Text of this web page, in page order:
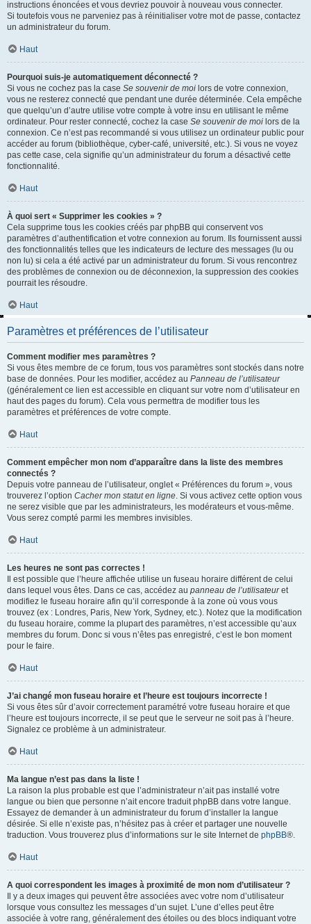
instructions énoncées et vous devriez pouvoir à nouveau vous connecter.
Si toutefois vous ne parveniez pas à réinitialiser votre mot de passe, contactez
un administrateur du forum.
Haut
Pourquoi suis-je automatiquement déconnecté ?
Si vous ne cochez pas la case Se souvenir de moi lors de votre connexion,
vous ne resterez connecté que pendant une durée déterminée. Cela empêche
que quelqu’un d’autre utilise votre compte à votre insu en utilisant le même
ordinateur. Pour rester connecté, cochez la case Se souvenir de moi lors de la
connexion. Ce n’est pas recommandé si vous utilisez un ordinateur public pour
accéder au forum (bibliothèque, cyber-café, université, etc.). Si vous ne voyez
pas cette case, cela signifie qu’un administrateur du forum a désactivé cette
fonctionnalité.
Haut
À quoi sert « Supprimer les cookies » ?
Cela supprime tous les cookies créés par phpBB qui conservent vos
paramètres d’authentification et votre connexion au forum. Ils fournissent aussi
des fonctionnalités telles que les indicateurs de lecture des messages (lu ou
non lu) si cela a été activé par un administrateur du forum. Si vous rencontrez
des problèmes de connexion ou de déconnexion, la suppression des cookies
pourrait les résoudre.
Haut
Paramètres et préférences de l’utilisateur
Comment modifier mes paramètres ?
Si vous êtes membre de ce forum, tous vos paramètres sont stockés dans notre
base de données. Pour les modifier, accédez au Panneau de l’utilisateur
(généralement ce lien est accessible en cliquant sur votre nom d’utilisateur en
haut des pages du forum). Cela vous permettra de modifier tous les
paramètres et préférences de votre compte.
Haut
Comment empêcher mon nom d’apparaître dans la liste des membres
connectés ?
Depuis votre panneau de l’utilisateur, onglet « Préférences du forum », vous
trouverez l’option Cacher mon statut en ligne. Si vous activez cette option vous
ne serez visible que par les administrateurs, les modérateurs et vous-même.
Vous serez compté parmi les membres invisibles.
Haut
Les heures ne sont pas correctes !
Il est possible que l’heure affichée utilise un fuseau horaire différent de celui
dans lequel vous êtes. Dans ce cas, accédez au panneau de l’utilisateuret
modifiez le fuseau horaire afin qu’il corresponde à la zone où vous vous
trouvez (ex : Londres, Paris, New York, Sydney, etc.). Notez que la modification
du fuseau horaire, comme la plupart des paramètres, n’est accessible qu’aux
membres du forum. Donc si vous n’êtes pas enregistré, c’est le bon moment
pour le faire.
Haut
J’ai changé mon fuseau horaire et l’heure est toujours incorrecte !
Si vous êtes sûr d’avoir correctement paramétré votre fuseau horaire et que
l’heure est toujours incorrecte, il se peut que le serveur ne soit pas à l’heure.
Signalez ce problème à un administrateur.
Haut
Ma langue n’est pas dans la liste !
La raison la plus probable est que l’administrateur n’ait pas installé votre
langue ou bien que personne n’ait encore traduit phpBB dans votre langue.
Essayez de demander à un administrateur du forum d’installer la langue
désirée. Si elle n’existe pas, n’hésitez pas à créer et partager une nouvelle
traduction. Vous trouverez plus d’informations sur le site Internet de phpBB®.
Haut
A quoi correspondent les images à proximité de mon nom d’utilisateur ?
Il y a deux images qui peuvent être associées avec votre nom d’utilisateur
lorsque vous consultez les messages d’un sujet. L’une d’elles peut être
associée à votre rang, généralement des étoiles ou des blocs indiquant votre